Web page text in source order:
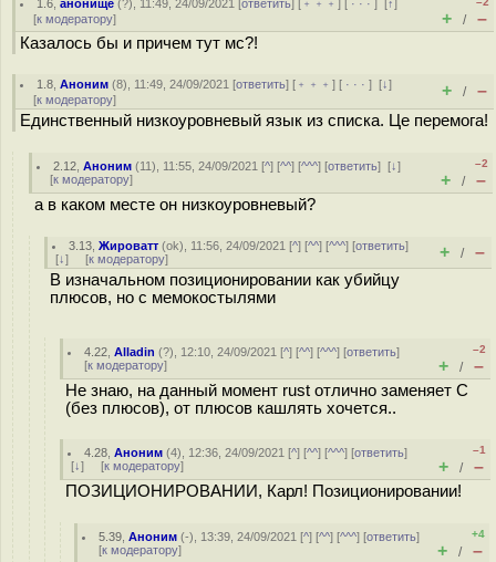
1.6 ,анонище (?), 11:49, 24/09/2021 [ответить] [ ﹢﹢﹢] [ · · ·][↑]
[к модератору] + / –
Казалось бы и причем тут мс?!
1.8 ,Аноним (8), 11:49, 24/09/2021 [ответить] [ ﹢﹢﹢] [ · · ·][↓]
[к модератору] + / –
Единственный низкоуровневый язык из списка. Це перемога!
2.12 ,Аноним (11), 11:55, 24/09/2021 [^] [^^] [^^^] [ответить][↓]
[к модератору]
–2
+ / –
а в каком месте он низкоуровневый?
3.13 ,Жироватт (ok), 11:56, 24/09/2021 [^] [^^] [^^^] [ответить]
[↓] [к модератору] + / –
В изначальном позиционировании как убийцу
плюсов, но с мемокостылями
4.22 ,Alladin (?), 12:10, 24/09/2021 [^] [^^] [^^^] [ответить]
[к модератору]
–2
+ / –
Не знаю, на данный момент rust отлично заменяет C
(без плюсов), от плюсов кашлять хочется..
4.28 ,Аноним (4), 12:36, 24/09/2021 [^] [^^] [^^^] [ответить]
[↓] [к модератору]
–1
+ / –
ПОЗИЦИОНИРОВАНИИ, Карл! Позиционировании!
5.39 ,Аноним (-), 13:39, 24/09/2021 [^] [^^] [^^^] [ответить]
[к модератору]
+4
+ / –